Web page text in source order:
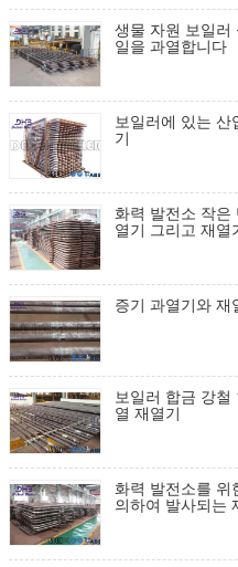
생물 자원 보일러
일을 과열합니다
보일러에 있는 산
기
화력 발전소 작은
열기 그리고 재열
증기 과열기와
보일러 합금 강
열 재열기
화력 발전소를 위
의하여 발사되는